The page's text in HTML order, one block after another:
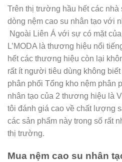
Trên thị trường hầu hết các nhà
dòng nệm cao su nhân tạo với
Ngoài Liên Á với sự có mặt
L’MODA là thương hiệu nổi
hết các thương hiệu còn lại
rất ít người tiêu dùng không
phân phối Tổng kho nệm phân
nhân tạo của 2 thương hiệu là
tôi đánh giá cao về chất lượng
các sản phẩm này trong số rất
thị trường.
Mua nệm cao su nhân